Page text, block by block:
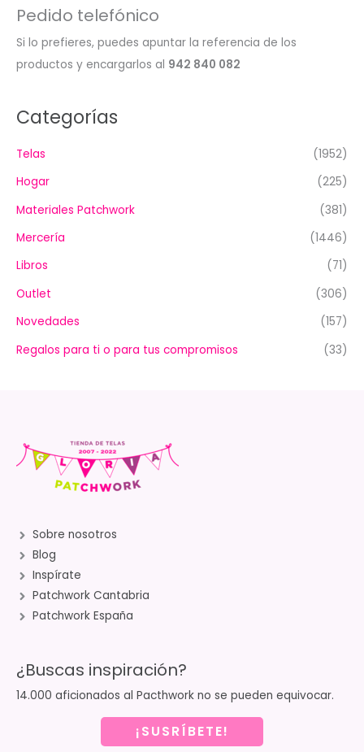
Pedido telefónico
Si lo prefieres, puedes apuntar la referencia de los
productos y encargarlos al 942 840 082
Categorías
Telas
(1952)
Hogar
(225)
Materiales Patchwork
(381)
Mercería
(1446)
Libros
(71)
Outlet
(306)
Novedades
(157)
Regalos para ti o para tus compromisos
(33)
Sobre nosotros
Blog
Inspírate
Patchwork Cantabria
Patchwork España
¿Buscas inspiración?
14.000 aficionados al Pacthwork no se pueden equivocar.
¡SUSRÍBETE!